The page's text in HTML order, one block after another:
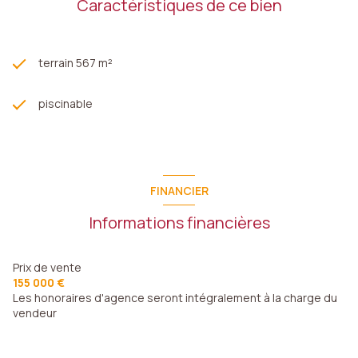
Caractéristiques de ce bien
terrain 567 m²
piscinable
FINANCIER
Informations financières
Prix de vente
155 000 €
Les honoraires d'agence seront intégralement à la charge du
vendeur